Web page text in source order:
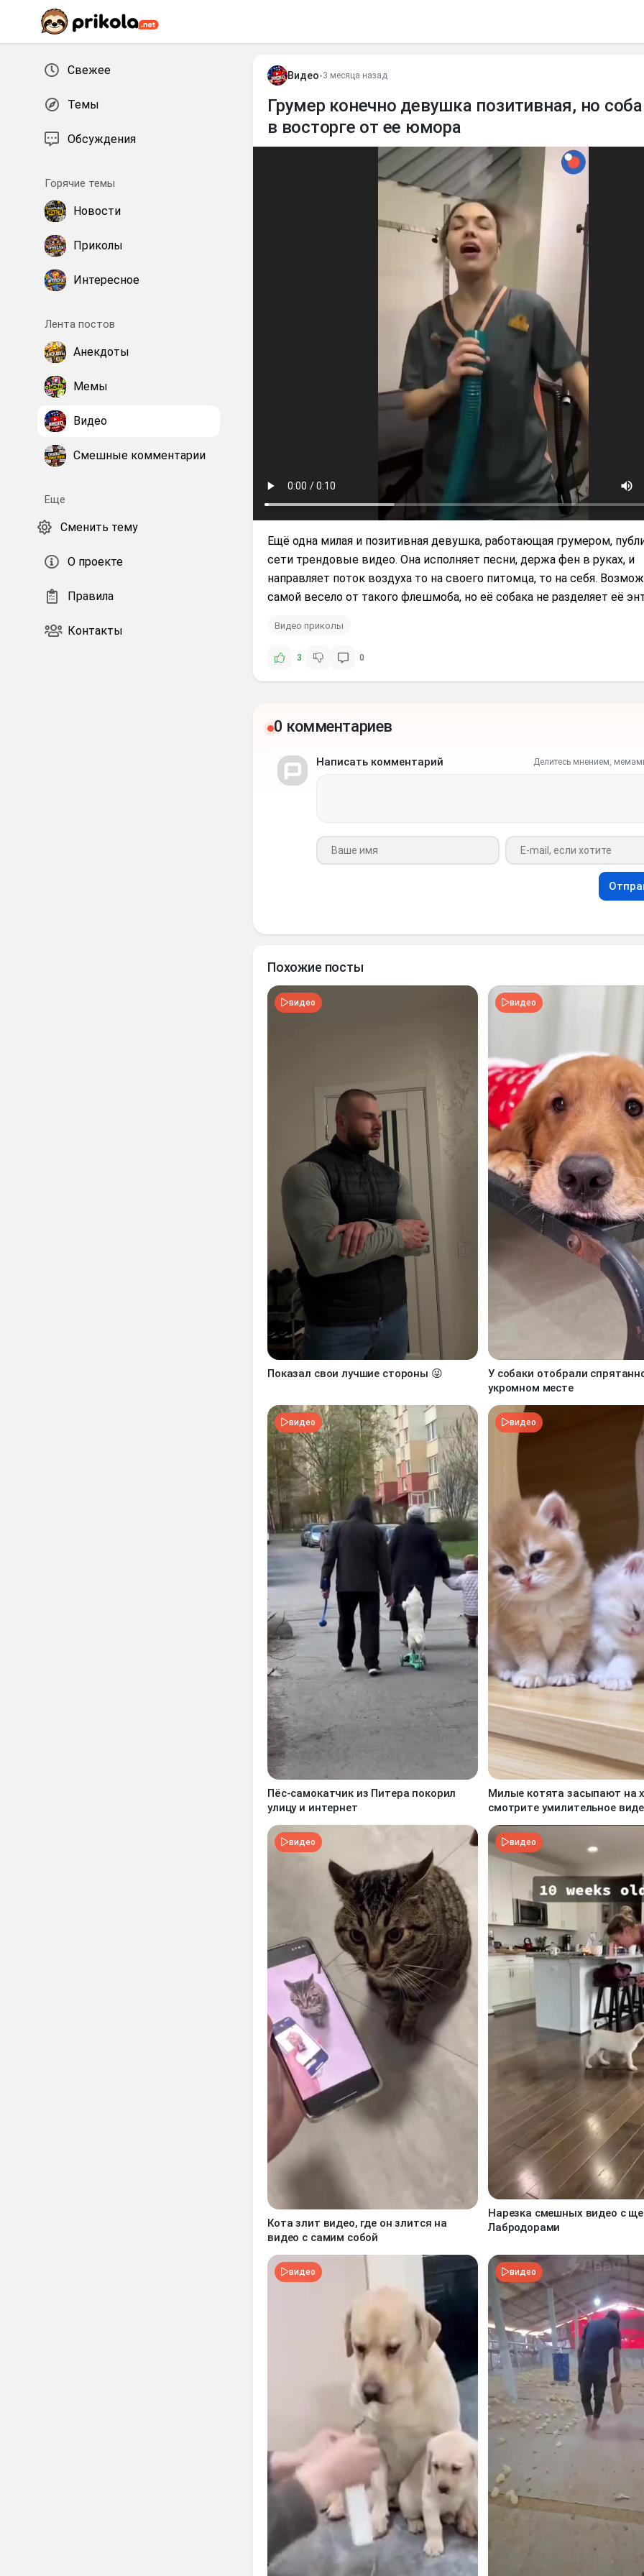
Перейти к контенту
Свежее
Темы
Обсуждения
Горячие темы
Новости
Приколы
Интересное
Лента постов
Анекдоты
Мемы
Видео
Смешные комментарии
Еще
Сменить тему
О проекте
Правила
Контакты
Видео•3 месяца назад
Грумер конечно девушка позитивная, но
в восторге от ее юмора
Ещё одна милая и позитивная девушка, работающая грумером,
сети трендовые видео. Она исполняет песни, держа фен в руках, и
направляет поток воздуха то на своего питомца, то на себя.
самой весело от такого флешмоба, но её собака не разделяет её
Видео приколы
3 0
0 комментариев
Написать комментарий Делитесь мнением,
Ваше имя Ваш e-mail
Похожие посты
видео
Показал свои лучшие стороны 😜
видео
У собаки отобрали
укромном месте
видео
Пёс-самокатчик из Питера покорил
улицу и интернет
видео
Милые котята засыпают на
смотрите умилительное
видео
Кота злит видео, где он злится на
видео с самим собой
видео
Нарезка смешных видео с
Лабродорами
видео видео